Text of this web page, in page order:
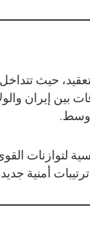
حيث تتداخل
بين إيران
لتوازنات
أمنية